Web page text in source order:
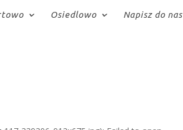
Osiedlowo Napisz do nas